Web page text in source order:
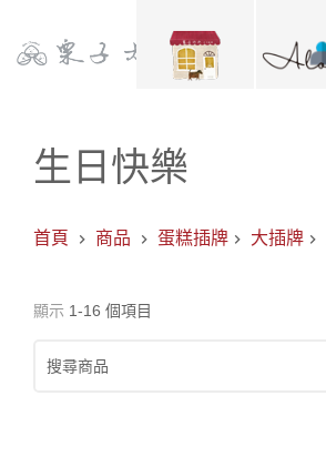
生日快樂
首頁 商品 蛋糕插牌 大插牌
顯示 1-16 個項目